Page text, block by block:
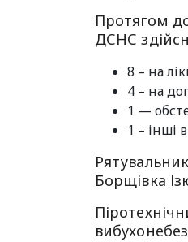
Протягом
ДСНС
8 – на
4 – на
1 —
1 – інші
Борщівка